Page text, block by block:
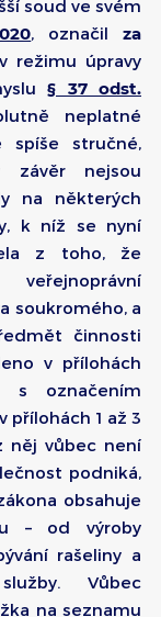
soud ve svém
, označilza
režimu úpravy
§ 37 odst.
neplatné
spíše stručné,
závěr nejsou
na některých
k níž se nyní
z toho, že
soukromého, a
činnosti
v přílohách
s označením
přílohách 1 až 3
něj vůbec není
podniká,
obsahuje
– od výroby
rašeliny a
Vůbec
na seznamu